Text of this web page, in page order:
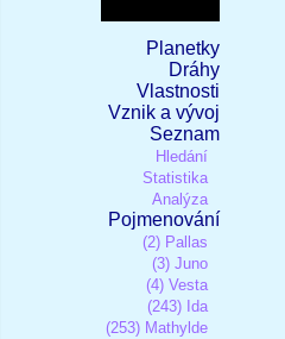
Planetky
Dráhy
Vlastnosti
Vznik a vývoj
Seznam
Hledání
Statistika
Analýza
Pojmenování
(2) Pallas
(3) Juno
(4) Vesta
(243) Ida
(253) Mathylde